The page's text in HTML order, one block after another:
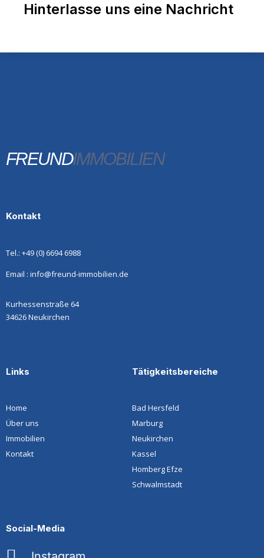
Hinterlasse uns eine Nachricht
FREUNDIMMOBILIEN
Kontakt
Tel.: +49 (0) 6694 6988
Email : info@freund-immobilien.de
Kurhessenstraße 64
34626 Neukirchen
Links
Home
Über uns
Immobilien
Kontakt
Tätigkeitsbereiche
Bad Hersfeld
Marburg
Neukirchen
Kassel
Homberg Efze
Schwalmstadt
Social-Media